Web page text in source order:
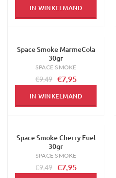
IN WINKELMAND
-16%
Space Smoke MarmeCola
30gr
SPACE SMOKE
€9,49 €7,95
IN WINKELMAND
-16%
Space Smoke Cherry Fuel
30gr
SPACE SMOKE
€9,49 €7,95